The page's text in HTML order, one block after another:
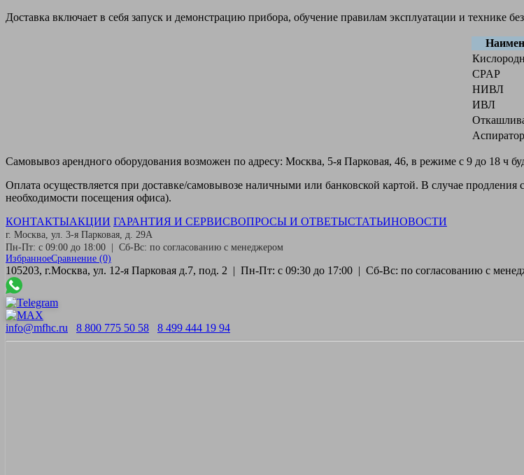
Доставка включает в себя запуск и демонстрацию прибора, обучение правилам эксплуатации и технике
CPAP
НИВЛ
ИВЛ
Самовывоз арендного оборудования возможен по адресу: Москва, 5-я Парковая, 46, в режиме с 9 до 18 ч
Оплата осуществляется при доставке/самовывозе наличными или банковской картой. В случае
необходимости посещения офиса).
КОНТАКТЫАКЦИИ ГАРАНТИЯ И СЕРВИСВОПРОСЫ И ОТВЕТЫСТАТЬИНОВОСТИ
г. Москва, ул. 3-я Парковая, д. 29А
Пн-Пт: с 09:00 до 18:00 | Сб-Вс: по согласованию с менеджером
ИзбранноеСравнение (0)
105203, г.Москва, ул. 12-я Парковая д.7, под. 2 | Пн-Пт: с 09:30 до 17:00 | Сб-Вс: по согласованию с
info@mfhc.ru 8 800 775 50 58 8 499 444 19 94